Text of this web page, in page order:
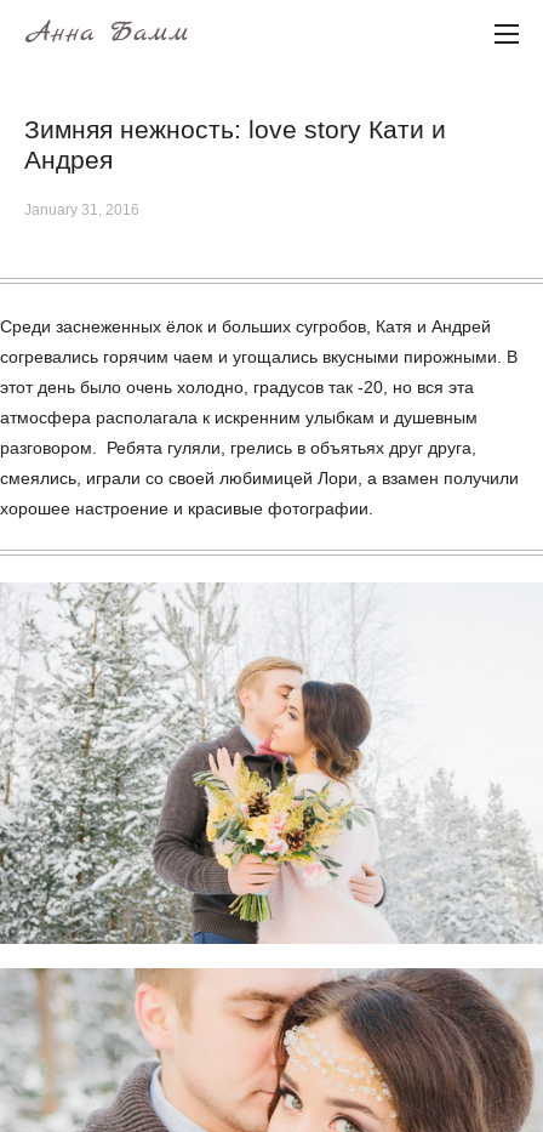
Анна Бамм
January 31, 2016
Зимняя нежность: love story Кати и
Андрея
Среди заснеженных ёлок и больших сугробов, Катя и Андрей
согревались горячим чаем и угощались вкусными пирожными. В
этот день было очень холодно, градусов так -20, но вся эта
атмосфера располагала к искренним улыбкам и душевным
разговором. Ребята гуляли, грелись в объятьях друг друга,
смеялись, играли со своей любимицей Лори, а взамен получили
хорошее настроение и красивые фотографии.